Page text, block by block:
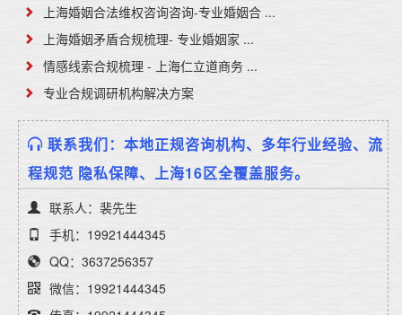
上海婚姻合法维权咨询咨询-专业婚姻合 ...
上海婚姻矛盾合规梳理- 专业婚姻家 ...
情感线索合规梳理 - 上海仁立道商务 ...
专业合规调研机构解决方案
联系我们：本地正规咨询机构、多年行业经验、流
程规范 隐私保障、上海16区全覆盖服务。
联系人：裴先生
手机：19921444345
QQ：3637256357
微信：19921444345